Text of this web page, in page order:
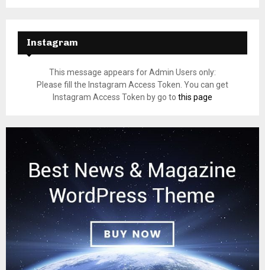
Instagram
This message appears for Admin Users only:
Please fill the Instagram Access Token. You can get
Instagram Access Token by go to this page